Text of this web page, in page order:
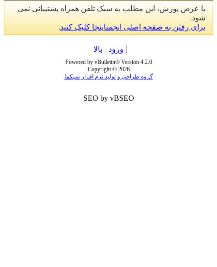
با عرض پوزش، این مطلب به سبک تلفن همراه پشتیبانی نمی
شود.
برای رفتن به صفحه اصلی انجمناینجا کلیک کنید.
ورود بالا
Powered by vBulletin® Version 4.2.0
Copyright © 2026
گروه طراحی و تولید نرم افزار سیکما
SEO by vBSEO